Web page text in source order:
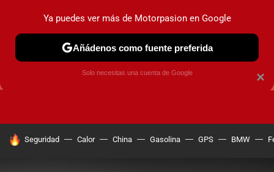
GUÍAS DE COMPRA OFERTAS DE COCHES CONSEJOS
HOY SE HABLA DE
Seguridad Calor China Gasolina GPS BMW
×
Ya puedes ver más de Motorpasion en Google
Añádenos como fuente preferida
Solo necesitas una cuenta de Google